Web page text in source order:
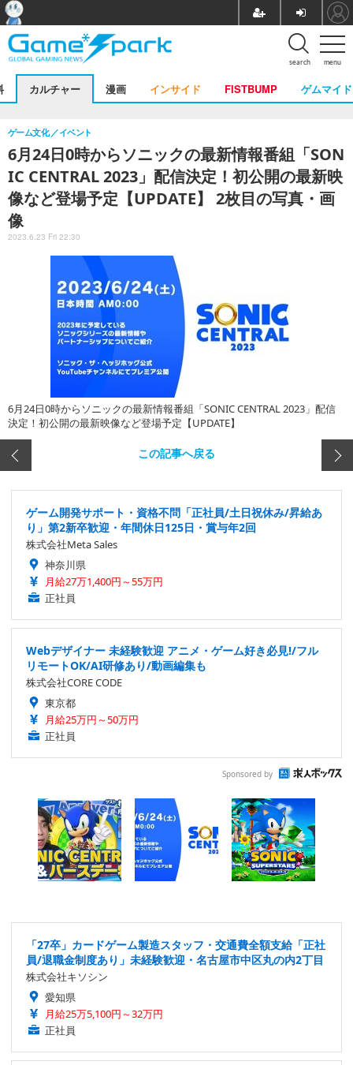
menu
search
カルチャー 漫画 インサイド FISTBUMP ゲムマイド
6月24日0時からソニックの最新情報番組「SON
IC CENTRAL 2023」配信決定！初公開の最新映
像など登場予定【UPDATE】 2枚目の写真・画
像
ゲーム文化 イベント
2023.6.23 Fri 22:30
6月24日0時からソニックの最新情報番組「SONIC CENTRAL 2023」配信
決定！初公開の最新映像など登場予定【UPDATE】
この記事へ戻る
ゲーム開発サポート・資格不問「正社員/土日祝休み/昇給あ
り」第2新卒歓迎・年間休日125日・賞与年2回
株式会社Meta Sales
神奈川県
月給27万1,400円～55万円
正社員
Webデザイナー 未経験歓迎 アニメ・ゲーム好き必見!/フル
リモートOK/AI研修あり/動画編集も
株式会社CORE CODE
東京都
月給25万円～50万円
正社員
Sponsored by
「27卒」カードゲーム製造スタッフ・交通費全額支給「正社
員/退職金制度あり」未経験歓迎・名古屋市中区丸の内2丁目
株式会社キソシン
愛知県
月給25万5,100円～32万円
正社員